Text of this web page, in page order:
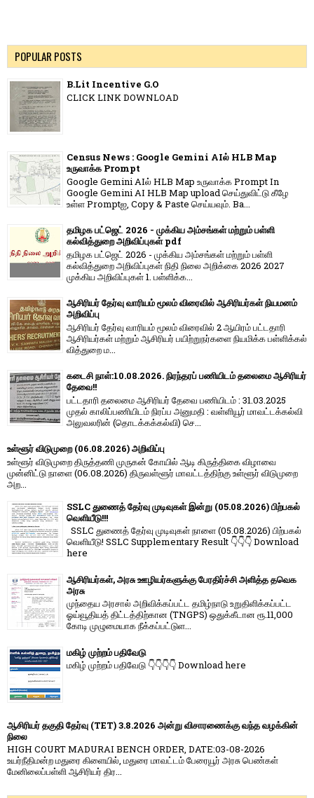
POPULAR POSTS
B.Lit Incentive G.O
CLICK LINK DOWNLOAD
Census News : Google Gemini AIல் HLB Map
உருவாக்க Prompt
Google Gemini AIல் HLB Map உருவாக்க Prompt In
Google Gemini AI HLB Map upload செய்துவிட்டு கீழே
உள்ள Promptஐ, Copy & Paste செய்யவும். Ba...
தமிழக பட்ஜெட் 2026 - முக்கிய அம்சங்கள் மற்றும் பள்ளி
கல்வித்துறை அறிவிப்புகள் pdf
தமிழக பட்ஜெட் 2026 - முக்கிய அம்சங்கள் மற்றும் பள்ளி
கல்வித்துறை அறிவிப்புகள் நிதி நிலை அறிக்கை 2026 2027
முக்கிய அறிவிப்புகள் 1. பள்ளிக்க...
ஆசிரியர் தேர்வு வாரியம் மூலம் விரைவில் ஆசிரியர்கள் நியமனம்
அறிவிப்பு
ஆசிரியர் தேர்வு வாரி​யம் மூலம் விரை​வில் 2 ஆயிரம் பட்​ட​தாரி
ஆசிரியர்​கள் மற்​றும் ஆசிரியர் பயிற்றுநர்​களை நியமிக்க பள்​ளிக்​கல்​
வித்​துறை ம...
கடைசி நாள்:10.08.2026. நிரந்தரப் பணியிடம் தலைமை ஆசிரியர்
தேவை!!
பட்டதாரி தலைமை ஆசிரியர் தேவை பணியிடம் : 31.03.2025
முதல் காலிப்பணியிடம் நிரப்ப அனுமதி : வள்ளியூர் மாவட்டக்கல்வி
அலுவலரின் (தொடக்கக்கல்வி) செ...
உள்ளூர் விடுமுறை (06.08.2026) அறிவிப்பு
உள்ளூர் விடுமுறை திருத்தணி முருகன் கோயில் ஆடி கிருத்திகை விழாவை
முன்னிட்டு நாளை (06.08.2026) திருவள்ளூர் மாவட்டத்திற்கு உள்ளூர் விடுமுறை
அற...
SSLC துணைத் தேர்வு முடிவுகள் இன்று (05.08.2026) பிற்பகல்
வெளியீடு!!!
SSLC துணைத் தேர்வு முடிவுகள் நாளை (05.08.2026) பிற்பகல்
வெளியீடு! SSLC Supplementary Result 👇👇👇 Download
here
ஆசிரியர்கள், அரசு ஊழியர்களுக்கு பேரதிர்ச்சி அளித்த தவெக
அரசு
முந்தைய அரசால் அறிவிக்கப்பட்ட தமிழ்நாடு உறுதிளிக்கப்பட்ட
ஓய்வூதியத் திட்டத்திற்கான (TNGPS) ஒதுக்கீடான ரூ.11,000
கோடி முழுமையாக நீக்கப்பட்டுள...
மகிழ் முற்றம் பதிவேடு
மகிழ் முற்றம் பதிவேடு 👇👇👇👇 Download here
ஆசிரியர் தகுதி தேர்வு (TET) 3.8.2026 அன்று விசாரணைக்கு வந்த வழக்கின்
நிலை
HIGH COURT MADURAI BENCH ORDER, DATE:03-08-2026
உயர்நீதிமன்ற மதுரை கிளையில், மதுரை மாவட்டம் பேரையூர் அரசு பெண்கள்
மேனிலைப்பள்ளி ஆசிரியர் திர...